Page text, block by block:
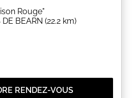
Rouge"
DE BEARN (22.2 km)
RENDEZ-VOUS